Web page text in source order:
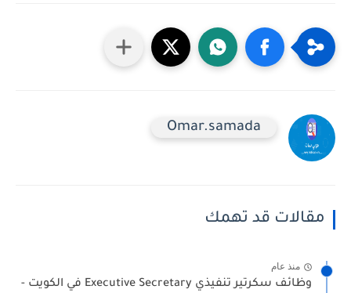
Omar.samada
مقالات قد تهمك
منذ عام
وظائف سكرتير تنفيذي Executive Secretary في الكويت -